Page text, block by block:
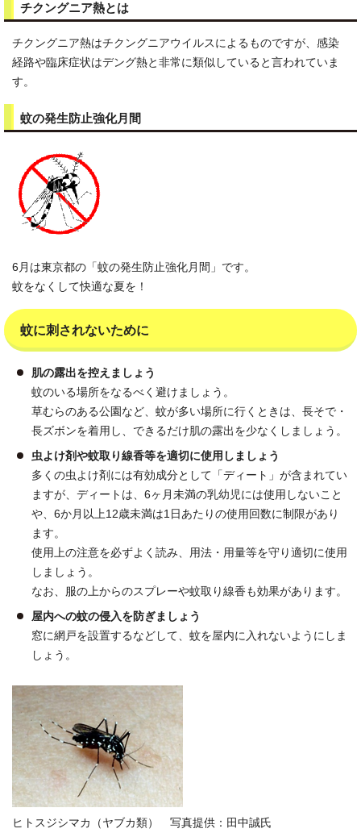
チクングニア熱とは
チクングニア熱はチクングニアウイルスによるものですが、感染
経路や臨床症状はデング熱と非常に類似していると言われていま
す。
蚊の発生防止強化月間
6月は東京都の「蚊の発生防止強化月間」です。
蚊をなくして快適な夏を！
蚊に刺されないために
肌の露出を控えましょう
蚊のいる場所をなるべく避けましょう。
草むらのある公園など、蚊が多い場所に行くときは、長そで・
長ズボンを着用し、できるだけ肌の露出を少なくしましょう。
虫よけ剤や蚊取り線香等を適切に使用しましょう
多くの虫よけ剤には有効成分として「ディート」が含まれてい
ますが、ディートは、6ヶ月未満の乳幼児には使用しないこと
や、6か月以上12歳未満は1日あたりの使用回数に制限があり
ます。
使用上の注意を必ずよく読み、用法・用量等を守り適切に使用
しましょう。
なお、服の上からのスプレーや蚊取り線香も効果があります。
屋内への蚊の侵入を防ぎましょう
窓に網戸を設置するなどして、蚊を屋内に入れないようにしま
しょう。
ヒトスジシマカ（ヤブカ類） 写真提供：田中誠氏